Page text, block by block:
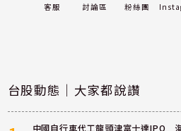
客服 討論區 粉絲團
台股動態｜大家都說讚
中國自行車代工龍頭津富士達IPO